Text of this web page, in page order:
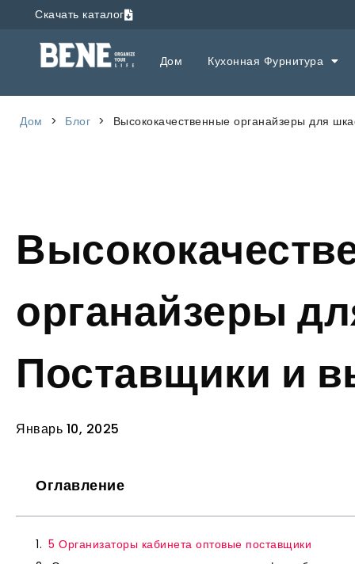
Скачать каталог
Дом Кухонная Фурнитура
Дом > Блог > Высококачественные органайзеры для
органайзеры
Поставщики и
Январь 10, 2025
Оглавление
5 Организаторы кабинета оптовые поставщики